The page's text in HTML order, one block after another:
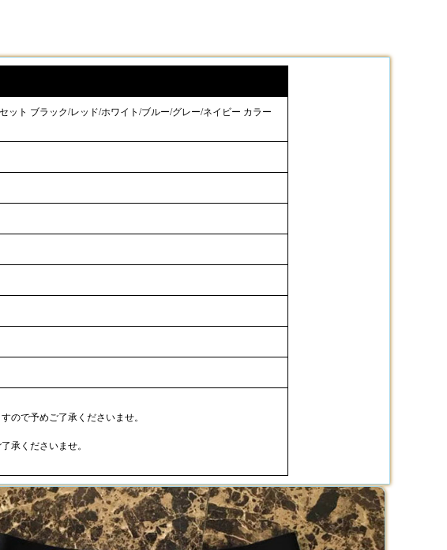
ット ブラック/レッド/ホワイト/ブルー/グレー/ネイビー カラー
ので予めご了承くださいませ。
承くださいませ。